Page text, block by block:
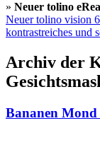
» Neuer tolino
Neuer tolino vision
kontrastreiches und
Archiv der
Bananen Mond